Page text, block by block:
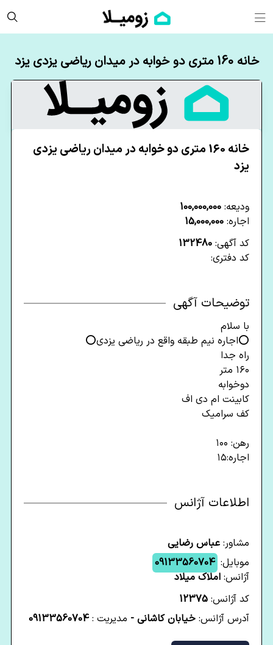
خانه 160 متری دو خوابه در میدان ریاضی یزدی یزد
خانه 160 متری دو خوابه در میدان ریاضی یزدی
یزد
ودیعه: 100,000,000
اجاره: 15,000,000
کد آگهی: 132480
کد دفتری:
توضیحات آگهی
با سلام
⭕️اجاره نیم طبقه واقع در ریاضی یزدی⭕️
راه جدا
۱۶۰ متر
دوخوابه
کابینت ام دی اف
کف سرامیک
رهن: ۱۰۰
اجاره:۱۵
اطلاعات آژانس
مشاور: عباس رضایی
موبایل: 09133560704
آژانس: املاک میلاد
کد آژانس: 12375
آدرس آژانس: خیابان کاشانی - مدیریت : 09133560704